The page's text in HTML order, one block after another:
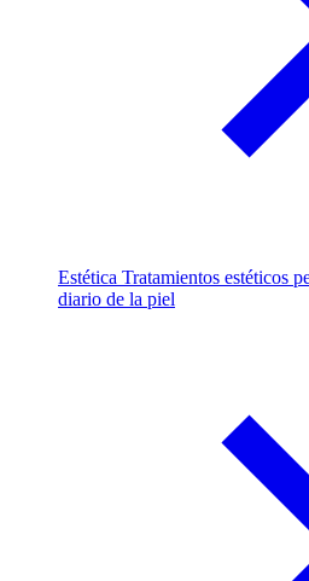
Estética Tratamientos estéticos
diario de la piel